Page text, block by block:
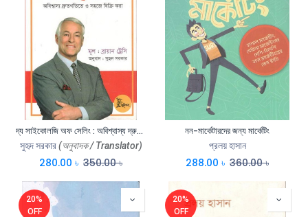
দ্য সাইকোলজি অফ সেলিং : অবিশ্বাস্য দ্রুতগতিতে এবং সহজে বিক্রি করা ( ব্রায়ান ট্রেসি)
সুহৃদ সরকার (অনুবাদক / Translator)
280.00 ৳ 350.00৳
নন-মার্কেটারদের জন্য মার্কেটিং
প্রলয় হাসান
288.00 ৳ 360.00৳
20%
OFF
20%
OFF